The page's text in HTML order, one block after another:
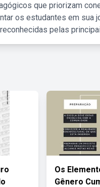
que priorizam
os estudantes em sua
pelas
Os
Gênero